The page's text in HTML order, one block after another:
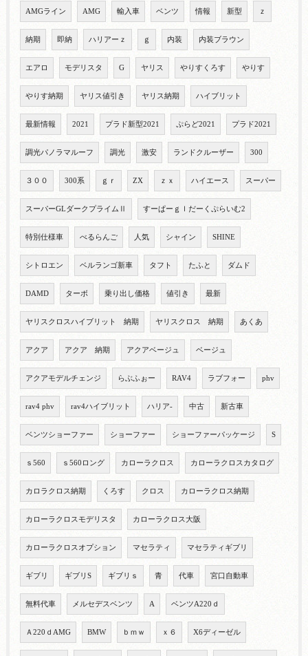
AMGライン AMG 輸入車 ベンツ 情報 新型 ｚ
納期 即納 ハリアーｚ ｇ 内装 内装ブラウン
エアロ モデリスタ G ヤリス やりすくろす やりす
やりす納期 ヤリス値引き ヤリス納期 ハイブリット
最新情報 2021 プラド新型2021 ぷらど2021 プラド2021
調光パノラマルーフ 調光 激安 ランドクルーザー 300
３００ 300系 ｇｒ ZX ｚｘ ハイエース スーパー
スーパーGLダークプライムⅡ すーぱーｇｌだーくぷらいむ2
特別仕様車 べるらんご 人気 シャイン SHINE
シトロエン ベルランゴ新車 タフト たふと ダムド
DAMD ターボ 乗り出し価格 値引き 最新
ヤリスクロスハイブリット 納期 ヤリスクロス 納期 あくあ
アクア アクア 納期 アクアベージュ ベージュ
アクアモデルチェンジ らぶふぉー RAV4 ラブフォー phv
rav4 phv rav4ハイブリット ハリア- 中古 新古車
ベンツショーファー ショーファー ショーファーパッケージ S
ｓ560 ｓ560ロング カローラクロス カローラクロスカタログ
カロラクロス納期 くろす クロス カローラクロス納期
カローラクロスモデリスタ カローラクロス大阪
カローラクロスオプション マセラティ マセラティギブリ
ギブリ ギブリS ギブリｓ 青 代車 宮口自動車
無料代車 メルセデスベンツ A ベンツA220ｄ
Ａ220ｄAMG BMW ｂｍｗ ｘ６ X6ディーゼル